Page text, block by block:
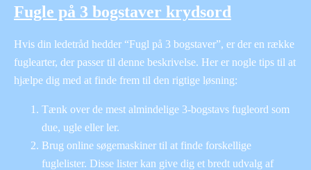
Fugle på 3 bogstaver krydsord
Hvis din ledetråd hedder “Fugl på 3 bogstaver”, er der en række
fuglearter, der passer til denne beskrivelse. Her er nogle tips til at
hjælpe dig med at finde frem til den rigtige løsning:
Tænk over de mest almindelige 3-bogstavs fugleord som
due, ugle eller ler.
Brug online søgemaskiner til at finde forskellige
fuglelister. Disse lister kan give dig et bredt udvalg af